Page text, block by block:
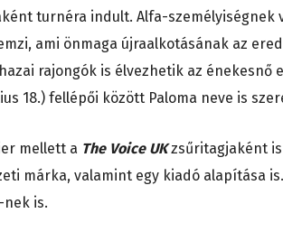
turnéra indult. Alfa-személyiségnek
ami önmaga újraalkotásának az
rajongók is élvezhetik az énekesnő
18.) fellépői között Paloma neve is
mellett a The Voice UKzsűritagjaként
márka, valamint egy kiadó alapítása
nek is.